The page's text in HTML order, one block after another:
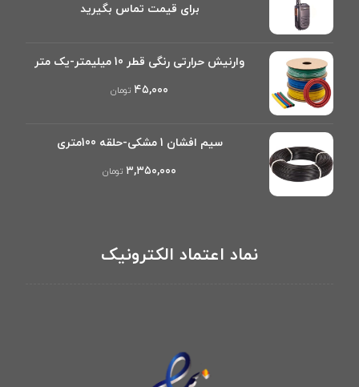
برای قیمت تماس بگیرید
وارنیش حرارتی رنگی قطر 10 میلیمتر-یک متر
۴۵,۰۰۰ تومان
سیم افشان 1 مشکی-حلقه 100متری
۳,۳۵۰,۰۰۰ تومان
نماد اعتماد الکترونیک